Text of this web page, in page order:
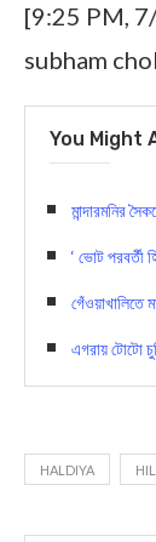
[9:25 PM, 7/
subham
You Might
মান্দারমনির
‘ ভোট পরবর্তী
গেঁওয়াখালিতে
এগরায় টোটো
HALDIYA